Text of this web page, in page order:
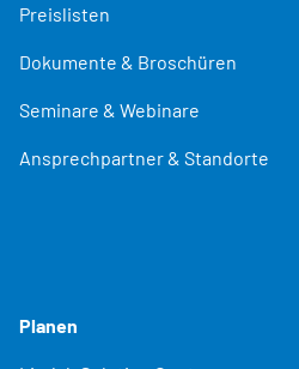
Preislisten
Dokumente & Broschüren
Seminare & Webinare
Ansprechpartner & Standorte
Planen